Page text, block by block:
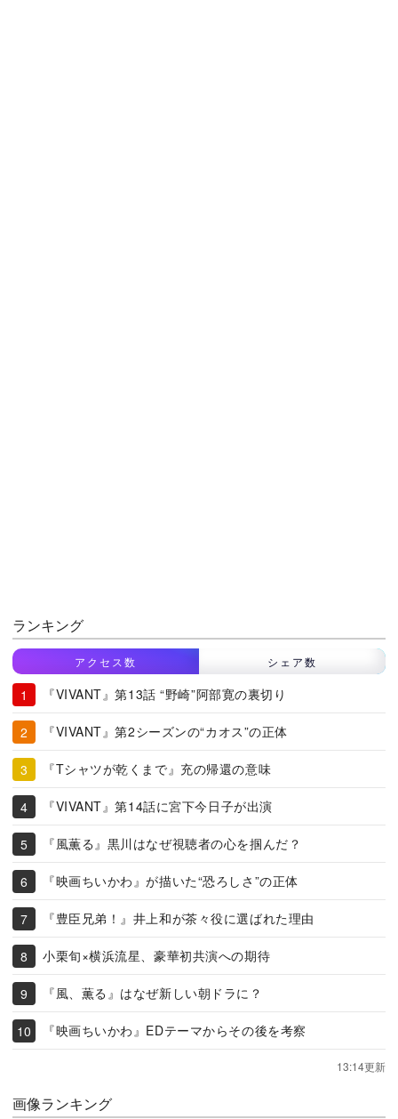
ランキング
アクセス数 シェア数
『VIVANT』第13話 “野崎”阿部寛の裏切り
『VIVANT』第2シーズンの“カオス”の正体
『Tシャツが乾くまで』充の帰還の意味
『VIVANT』第14話に宮下今日子が出演
『風薫る』黒川はなぜ視聴者の心を掴んだ？
『映画ちいかわ』が描いた“恐ろしさ”の正体
『豊臣兄弟！』井上和が茶々役に選ばれた理由
小栗旬×横浜流星、豪華初共演への期待
『風、薫る』はなぜ新しい朝ドラに？
『映画ちいかわ』EDテーマからその後を考察
13:14更新
画像ランキング